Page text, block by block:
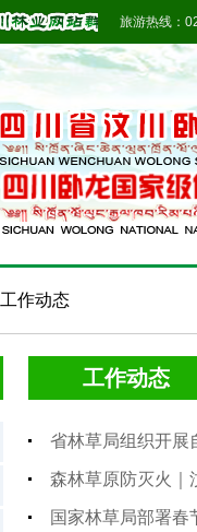
旅游热线：
工作动态
工作动态
省林草局组织开展
森林草原防灭火｜
国家林草局部署春